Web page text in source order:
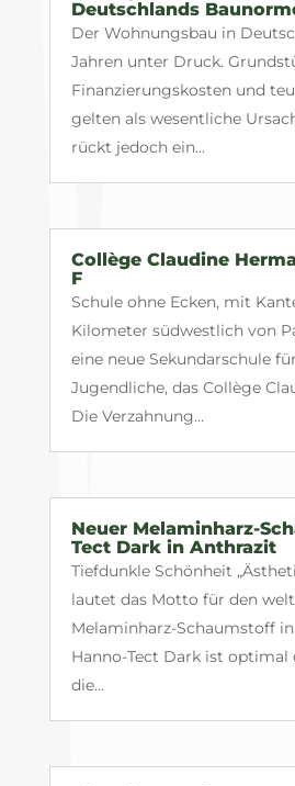
Deutschlands
Der Wohnungsbau in
Jahren unter Druck.
Finanzierungskosten und
gelten als wesentliche
rückt jedoch ein...
Collège Claudine
F
Schule ohne Ecken, mit
Kilometer südwestlich von
eine neue Sekundarschule
Jugendliche, das Collège
Die Verzahnung...
Neuer Melaminharz-
Tect Dark in Anthrazit
Tiefdunkle Schönheit
lautet das Motto für den
Melaminharz-Schaumstoff
Hanno-Tect Dark ist optimal
die...